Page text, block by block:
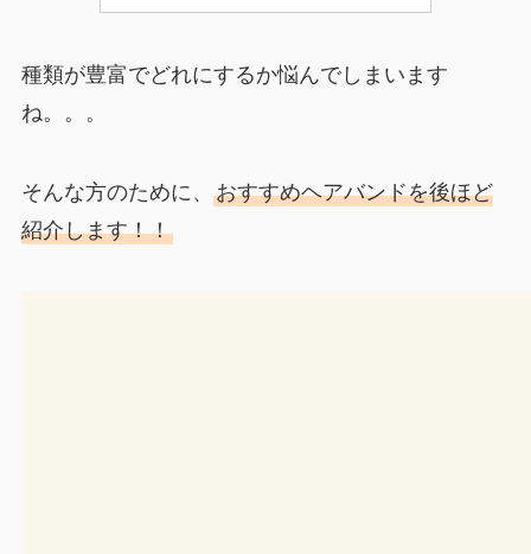
種類が豊富でどれにするか悩んでしまいます
ね。。。
そんな方のために、 おすすめヘアバンドを後ほど
紹介します！！